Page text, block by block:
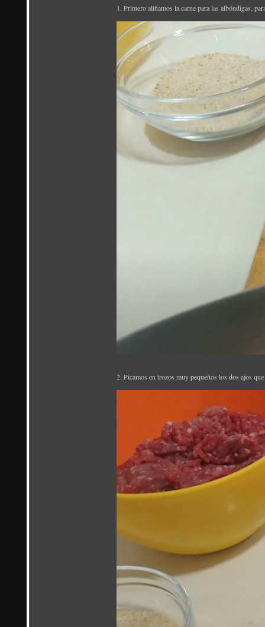
1. Primero aliñamos la carne para las albóndigas,
2. Picamos en trozos muy pequeños los dos ajos